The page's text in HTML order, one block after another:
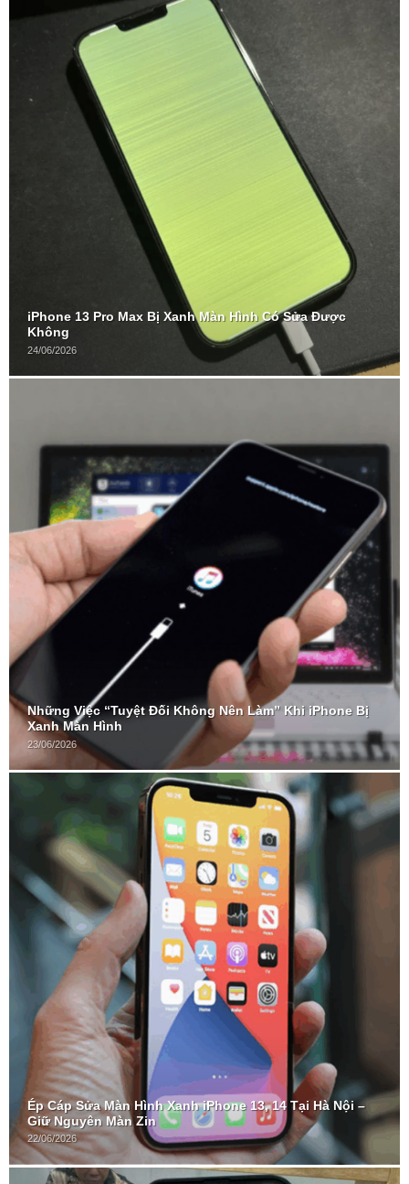
iPhone 13 Pro Max Bị Xanh Màn Hình Có Sửa Được
Không
24/06/2026
Những Việc “Tuyệt Đối Không Nên Làm” Khi iPhone Bị
Xanh Màn Hình
23/06/2026
Ép Cáp Sửa Màn Hình Xanh iPhone 13, 14 Tại Hà Nội –
Giữ Nguyên Màn Zin
22/06/2026